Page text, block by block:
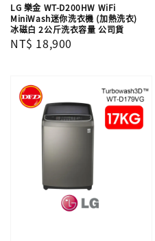
LG 樂金 WT-D200HW WiFi
MiniWash迷你洗衣機 (加熱洗衣)
冰磁白 2公斤洗衣容量 公司貨
Regular
NT$ 18,900